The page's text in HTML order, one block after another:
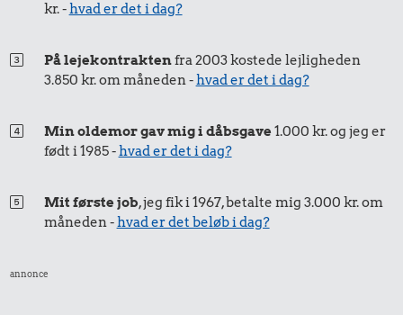
kr. -hvad er det i dag?
På lejekontraktenfra 2003 kostede lejligheden
3.850 kr. om måneden -hvad er det i dag?
Min oldemor gav mig i dåbsgave1.000 kr. og jeg er
født i 1985 -hvad er det i dag?
Mit første job, jeg fik i 1967, betalte mig 3.000 kr. om
måneden -hvad er det beløb i dag?
annonce